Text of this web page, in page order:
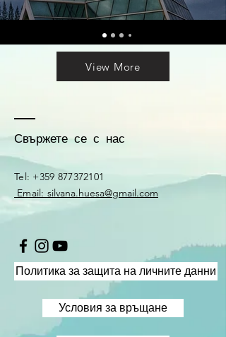
View More
Свържете се с нас
Tel: +359 877372101
Email: silvana.huesa@gmail.com
Политика за защита на личните данни
Условия за връщане